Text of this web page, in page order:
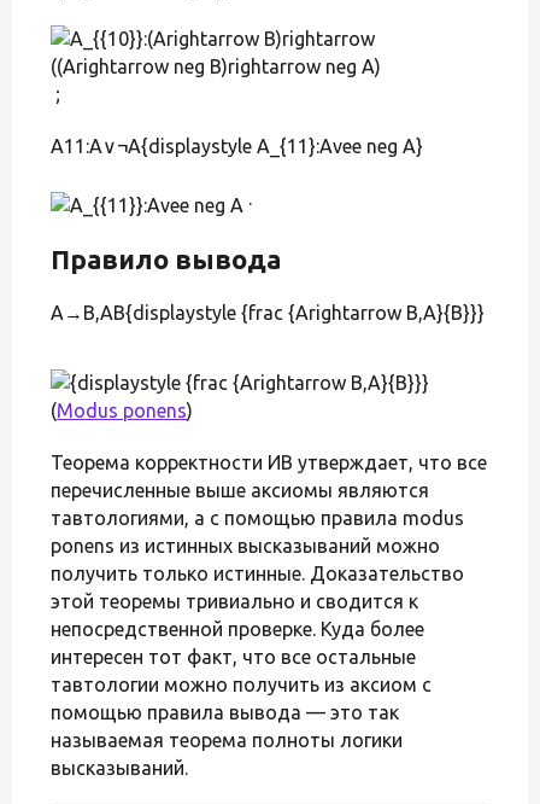
;
A11:A∨¬A{displaystyle A_{11}:Avee neg A}
.
Правило вывода
A→B,AB{displaystyle {frac {Arightarrow B,A}{B}}}
(Modus ponens)
Теорема корректности ИВ утверждает, что все
перечисленные выше аксиомы являются
тавтологиями, а с помощью правила modus
ponens из истинных высказываний можно
получить только истинные. Доказательство
этой теоремы тривиально и сводится к
непосредственной проверке. Куда более
интересен тот факт, что все остальные
тавтологии можно получить из аксиом с
помощью правила вывода — это так
называемая теорема полноты логики
высказываний.